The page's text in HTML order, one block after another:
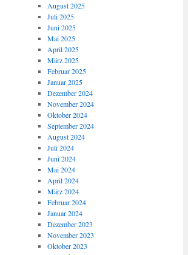
August 2025
Juli 2025
Juni 2025
Mai 2025
April 2025
März 2025
Februar 2025
Januar 2025
Dezember 2024
November 2024
Oktober 2024
September 2024
August 2024
Juli 2024
Juni 2024
Mai 2024
April 2024
März 2024
Februar 2024
Januar 2024
Dezember 2023
November 2023
Oktober 2023